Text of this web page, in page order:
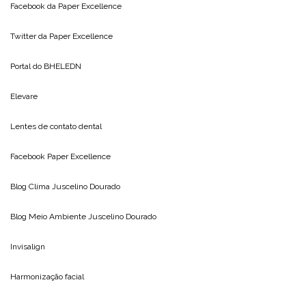
Facebook da Paper Excellence
Twitter da Paper Excellence
Portal do BHELEDN
Elevare
Lentes de contato dental
Facebook Paper Excellence
Blog Clima Juscelino Dourado
Blog Meio Ambiente Juscelino Dourado
Invisalign
Harmonização facial